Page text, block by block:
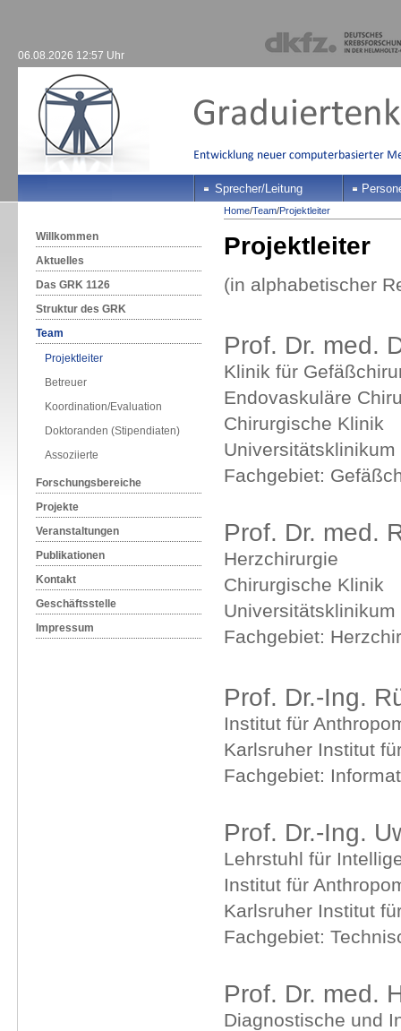
06.08.2026 12:57 Uhr
Sprecher/Leitung
Willkommen
Aktuelles
Das GRK 1126
Struktur des GRK
Team
Projektleiter
Betreuer
Koordination/Evaluation
Doktoranden (Stipendiaten)
Assoziierte
Forschungsbereiche
Projekte
Veranstaltungen
Publikationen
Kontakt
Geschäftsstelle
Impressum
Home/Team/Projektleiter
Projektleiter
(in alphabetischer
Prof. Dr. med.
Klinik für
Endovaskuläre
Chirurgische Klinik
Universitätsklinikum
Fachgebiet:
Prof. Dr. med.
Herzchirurgie
Chirurgische Klinik
Universitätsklinikum
Fachgebiet:
Prof. Dr.-Ing.
Institut für
Karlsruher Institut
Fachgebiet:
Prof. Dr.-Ing.
Lehrstuhl für
Institut für
Karlsruher Institut
Fachgebiet:
Prof. Dr. med.
Diagnostische und